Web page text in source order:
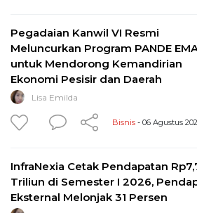
Pegadaian Kanwil VI Resmi
Meluncurkan Program PANDE
untuk Mendorong Kemandirian
Ekonomi Pesisir dan Daerah
Lisa Emilda
Bisnis - 06 Agustus
InfraNexia Cetak Pendapatan
Triliun di Semester I 2026,
Eksternal Melonjak 31 Persen